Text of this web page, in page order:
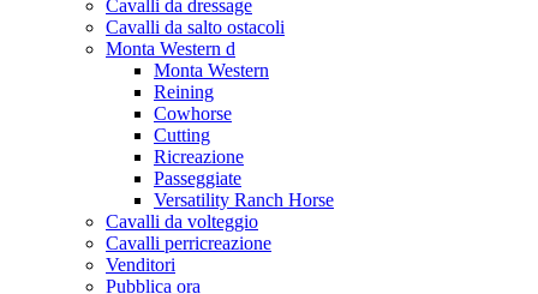
Cavalli da dressage
Cavalli da salto ostacoli
Monta Western d
Monta Western
Reining
Cowhorse
Cutting
Ricreazione
Passeggiate
Versatility Ranch Horse
Cavalli da volteggio
Cavalli perricreazione
Venditori
Pubblica ora